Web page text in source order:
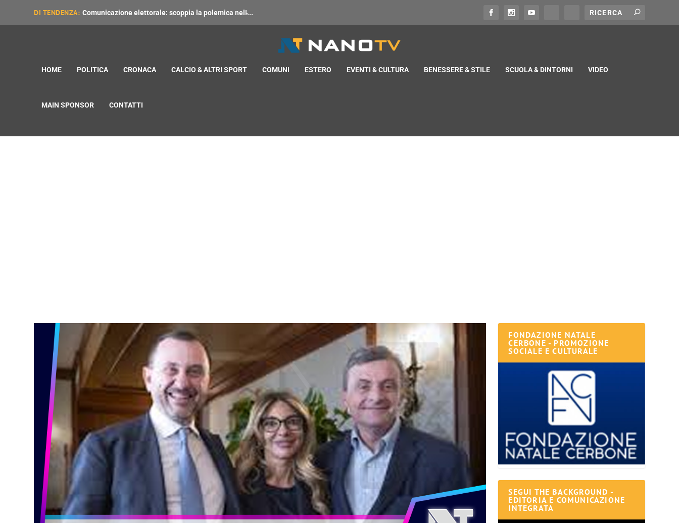
DI TENDENZA: Comunicazione elettorale: scoppia la polemica nell̵...
HOME POLITICA CRONACA CALCIO & ALTRI SPORT COMUNI ESTERO EVENTI & CULTURA BENESSERE & STILE SCUOLA & DINTORNI VIDEO
MAIN SPONSOR CONTATTI
FONDAZIONE NATALE
CERBONE - PROMOZIONE
SOCIALE E CULTURALE
SEGUI THE BACKGROUND -
EDITORIA E COMUNICAZIONE
INTEGRATA